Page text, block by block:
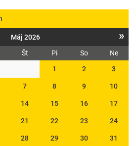
Máj 2026 »
Št Pi So
Ne
1
2 3
7 8 9 10
14 15 16 17
21 22 23 24
28 29 30 31